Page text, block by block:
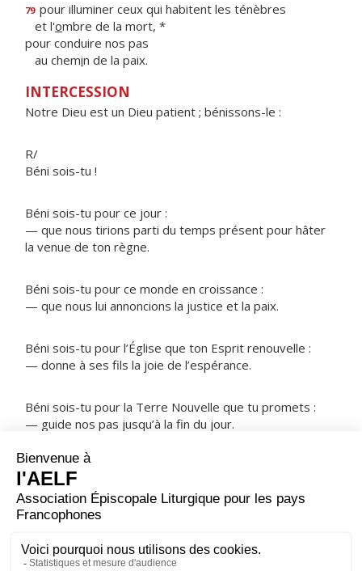
79 pour illuminer ceux qui habitent les ténèbres
et l'ombre de la mort, *
pour conduire nos pas
au chemin de la paix.
INTERCESSION
Notre Dieu est un Dieu patient ; bénissons-le :
R/
Béni sois-tu !
Béni sois-tu pour ce jour :
— que nous tirions parti du temps présent pour hâter
la venue de ton règne.
Béni sois-tu pour ce monde en croissance :
— que nous lui annoncions la justice et la paix.
Béni sois-tu pour l’Église que ton Esprit renouvelle :
— donne à ses fils la joie de l’espérance.
Béni sois-tu pour la Terre Nouvelle que tu promets :
— guide nos pas jusqu’à la fin du jour.
NOTRE PÈRE
ORAISON
de tenir, dans ce monde, notre devoir de louange et de
service.